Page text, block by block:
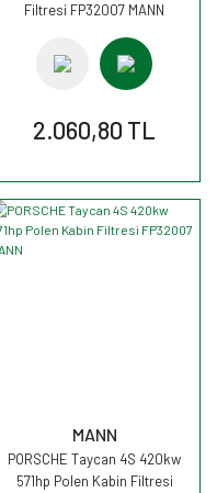
Filtresi FP32007 MANN
2.060,80 TL
MANN
PORSCHE Taycan 4S 420kw
571hp Polen Kabin Filtresi